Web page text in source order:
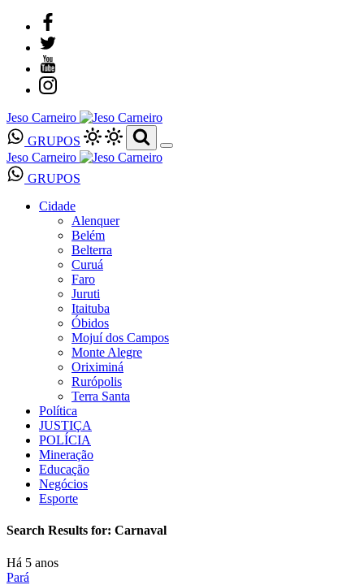
Jeso Carneiro
GRUPOS
Jeso Carneiro
GRUPOS
Cidade
Alenquer
Belém
Belterra
Curuá
Faro
Juruti
Itaituba
Óbidos
Mojuí dos Campos
Monte Alegre
Oriximiná
Rurópolis
Terra Santa
Política
JUSTIÇA
POLÍCIA
Mineração
Educação
Negócios
Esporte
Search Results for: Carnaval
Há 5 anos
Pará